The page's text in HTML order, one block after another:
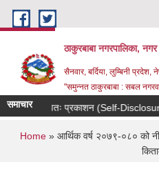
Skip to main content
ठाकुरबाबा नगरपालिका, नगर
सैनवार, बर्दिया, लुम्बिनी प्रदेश,
"समुन्‍नत ठाकुरबाबा : सबल
समाचार"स्वतः प्रकाशन (Self-
You are here
Home » आर्थिक वर्ष २०७९-०८० को